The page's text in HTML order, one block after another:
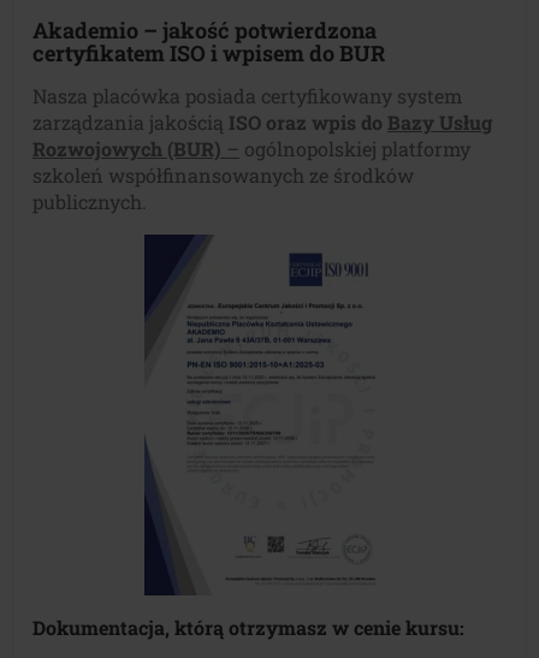
Akademio – jakość potwierdzona
certyfikatem ISO i wpisem do BUR
Nasza placówka posiada certyfikowany system
zarządzania jakością ISO oraz wpis do Bazy Usług
Rozwojowych (BUR) – ogólnopolskiej platformy
szkoleń współfinansowanych ze środków
publicznych.
Dokumentacja, którą otrzymasz w cenie kursu: